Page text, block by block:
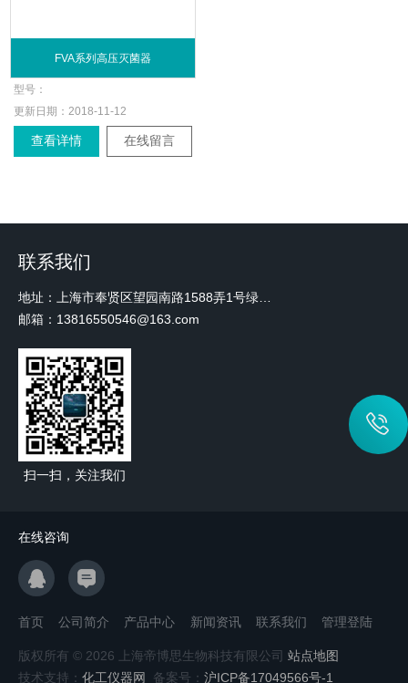
FVA系列高压灭菌器
型号：
更新日期：2018-11-12
查看详情 在线留言
联系我们
邮箱：13816550546@163.com
扫一扫，关注我们
在线咨询
首页 公司简介 产品中心 新闻资讯 联系我们 管理登陆
版权所有 © 2026 上海帝博思生物科技有限公司 站点地图
技术支持： 化工仪器网 备案号： 沪ICP备17049566号-1